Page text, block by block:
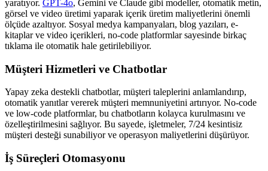
yaratıyor. GPT-4o, Gemini ve Claude gibi modeller, otomatik metin,
görsel ve video üretimi yaparak içerik üretim maliyetlerini önemli
ölçüde azaltıyor. Sosyal medya kampanyaları, blog yazıları, e-
kitaplar ve video içerikleri, no-code platformlar sayesinde birkaç
tıklama ile otomatik hale getirilebiliyor.
Müşteri Hizmetleri ve Chatbotlar
Yapay zeka destekli chatbotlar, müşteri taleplerini anlamlandırıp,
otomatik yanıtlar vererek müşteri memnuniyetini artırıyor. No-code
ve low-code platformlar, bu chatbotların kolayca kurulmasını ve
özelleştirilmesini sağlıyor. Bu sayede, işletmeler, 7/24 kesintisiz
müşteri desteği sunabiliyor ve operasyon maliyetlerini düşürüyor.
İş Süreçleri Otomasyonu